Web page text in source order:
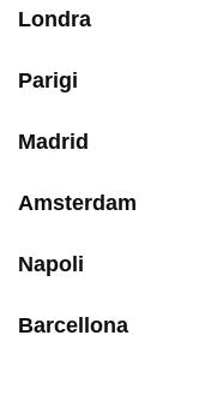
Londra
Parigi
Madrid
Amsterdam
Napoli
Barcellona